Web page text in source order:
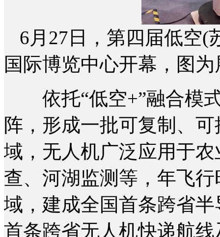
6月27日，第四届低空(
国际博览中心开幕，图
依托“低空+”融合模式
阵，形成一批可复制、
域，无人机广泛应用于
查、河湖监测等，年飞
域，建成全国首条跨省
首条跨省无人机快递航